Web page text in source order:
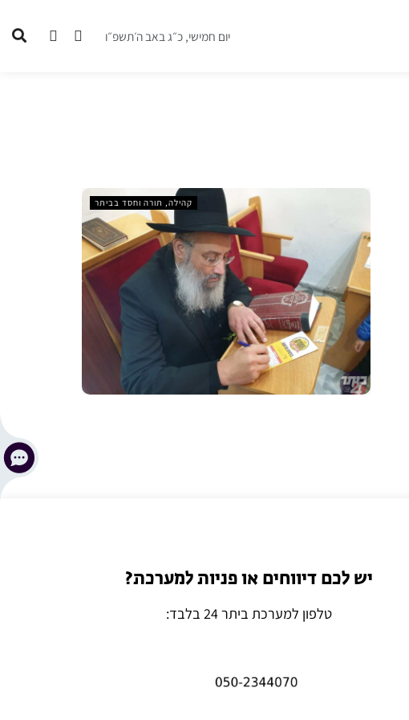
יום חמישי, כ״ג באב ה׳תשפ״ו
קהילה, תורה וחסד בביתר
יש לכם דיווחים או פניות למערכת?
טלפון למערכת ביתר 24 בלבד: